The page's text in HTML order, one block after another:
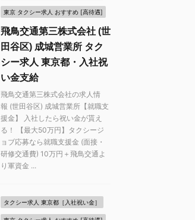
東京 タクシー求人 おすすめ [高待遇]
飛鳥交通第三株式会社 (世
田谷区) 成城営業所 タク
シー求人 東京都・入社祝
い金支給
飛鳥交通第三株式会社の求人情
報 (世田谷区) 成城営業所【就職支
援金】 入社したら祝い金が貰え
る！ 【最大50万円】タクシージ
ョブ応募なら就職支援金 (面接・
研修交通費) 10万円＋飛鳥交通よ
り軍資金 ...
タクシー求人 東京都［入社祝い金］